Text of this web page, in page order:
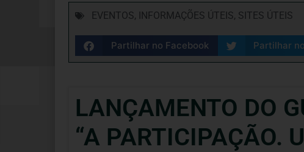
EVENTOS, INFORMAÇÕES ÚTEIS, SITES ÚTEIS
Partilhar no Facebook Partilhar
LANÇAMENTO DO
“A PARTICIPAÇÃO.